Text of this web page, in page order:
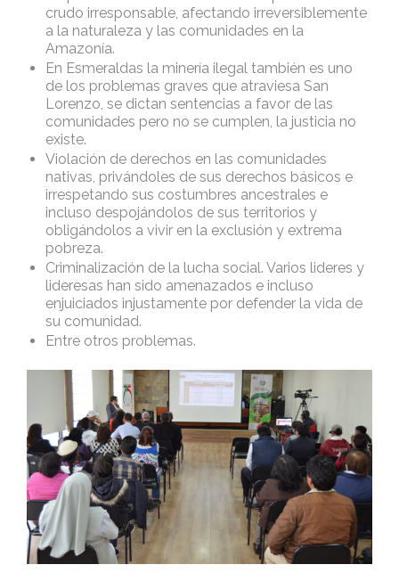
crudo irresponsable, afectando irreversiblemente
a la naturaleza y las comunidades en la
Amazonía.
En Esmeraldas la minería ilegal también es uno
de los problemas graves que atraviesa San
Lorenzo, se dictan sentencias a favor de las
comunidades pero no se cumplen, la justicia no
existe.
Violación de derechos en las comunidades
nativas, privándoles de sus derechos básicos e
irrespetando sus costumbres ancestrales e
incluso despojándolos de sus territorios y
obligándolos a vivir en la exclusión y extrema
pobreza.
Criminalización de la lucha social. Varios lideres y
lideresas han sido amenazados e incluso
enjuiciados injustamente por defender la vida de
su comunidad.
Entre otros problemas.